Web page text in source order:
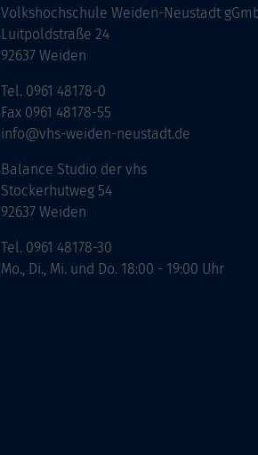
Volkshochschule Weiden-Neustadt
Luitpoldstraße 24
92637 Weiden
Tel. 0961 48178-0
Fax 0961 48178-55
info@vhs-weiden-neustadt.de
Balance Studio der vhs
Stockerhutweg 54
92637 Weiden
Tel. 0961 48178-30
Mo., Di., Mi. und Do. 18:00 - 19:00 Uhr